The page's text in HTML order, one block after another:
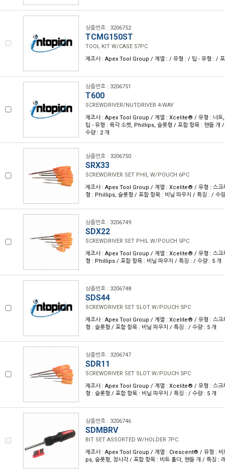
상품번호 : 3206752
TCMG150ST
TOOL KIT W/CASE 57PC
제조사 : Apex Tool Group / 계열 : / 유형 : / 팁 - 유형 : /
상품번호 : 3206751
T600
SCREWDRIVER/NUTDRIVER 4-WAY
제조사 : Apex Tool Group / 계열 : Xcelite® / 유형 : 너트,
팁 - 유형 : 육각 소켓, Phillips, 슬롯형 / 포함 항목 : 핸들 개
수량 : 2 개
상품번호 : 3206750
SRX33
SCREWDRIVER SET PHIL W/POUCH 6PC
제조사 : Apex Tool Group / 계열 : Xcelite® / 유형 : 스크
형 : Phillips, 슬롯형 / 포함 항목 : 비닐 파우치 / 특징 : / 수
상품번호 : 3206749
SDX22
SCREWDRIVER SET PHIL W/POUCH 5PC
제조사 : Apex Tool Group / 계열 : Xcelite® / 유형 : 스크
형 : Phillips / 포함 항목 : 비닐 파우치 / 특징 : / 수량 : 5 개
상품번호 : 3206748
SDS44
SCREWDRIVER SET SLOT W/POUCH 5PC
제조사 : Apex Tool Group / 계열 : Xcelite® / 유형 : 스크
형 : 슬롯형 / 포함 항목 : 비닐 파우치 / 특징 : / 수량 : 5 개
상품번호 : 3206747
SDR11
SCREWDRIVER SET SLOT W/POUCH 5PC
제조사 : Apex Tool Group / 계열 : Xcelite® / 유형 : 스크
형 : 슬롯형 / 포함 항목 : 비닐 파우치 / 특징 : / 수량 : 5 개
상품번호 : 3206746
SDMBRV
BIT SET ASSORTED W/HOLDER 7PC
제조사 : Apex Tool Group / 계열 : Crescent® / 유형 : 비
ps, 슬롯형, 정사각 / 포함 항목 : 비트 홀더, 핸들 개 / 특징 :